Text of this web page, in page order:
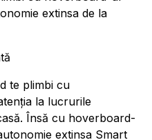
extinsa de la
te plimbi cu
la lucrurile
Însă cu hoverboard-
extinsa Smart